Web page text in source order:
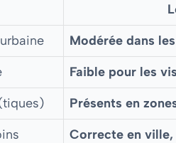
Modérée dans
Faible pour les
Présents en
Correcte en